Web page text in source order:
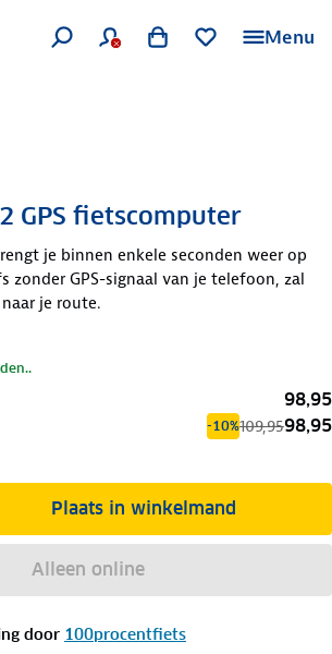
Menu
GPS fietscomputer
je binnen enkele seconden weer op
zonder GPS-signaal van je telefoon, zal
je route.
98,95
-10%109,9598,95
Plaats in winkelmand
Alleen online
door 100procentfiets